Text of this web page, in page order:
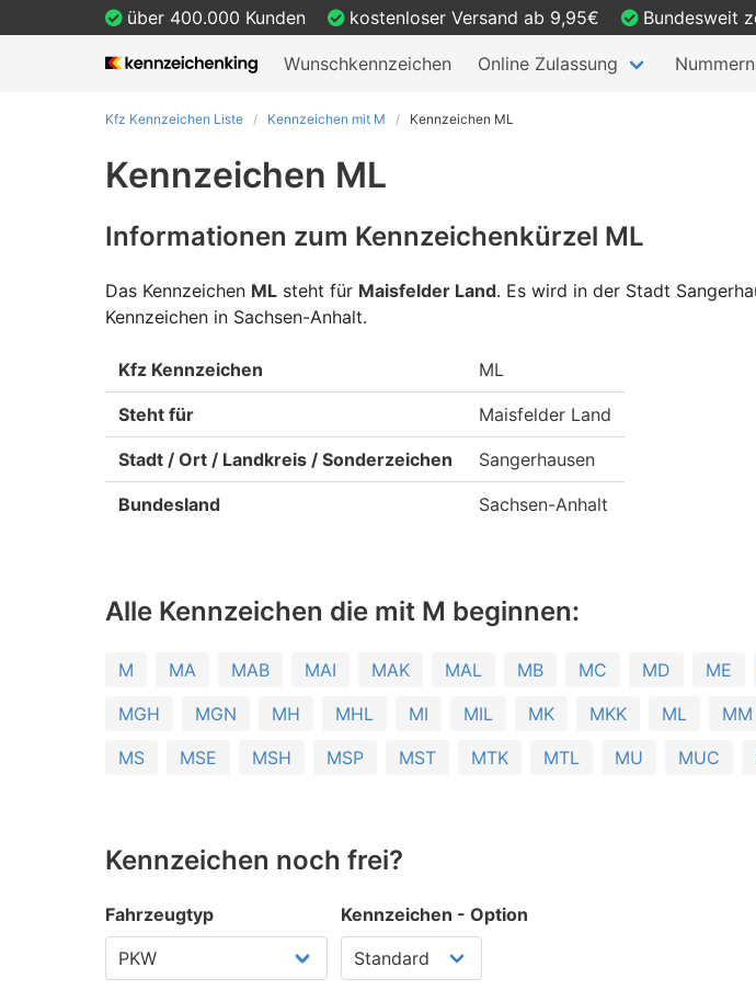
über 400.000 Kunden kostenloser Versand ab 9,95€ Bundesweit
Wunschkennzeichen Online Zulassung
Kfz Kennzeichen Liste Kennzeichen mit M Kennzeichen ML
Kennzeichen ML
Informationen zum Kennzeichenkürzel ML
Das Kennzeichen ML steht für Maisfelder Land. Es wird in der Stadt
Kennzeichen in Sachsen-Anhalt.
Kfz Kennzeichen ML
Steht für Maisfelder Land
Stadt / Ort / Landkreis / Sonderzeichen Sangerhausen
Bundesland Sachsen-Anhalt
Alle Kennzeichen die mit M beginnen:
M MA MAB MAI MAK MAL MB MC MD ME
MGH
MGN MH MHL MI MIL MK MKK ML MM
MS
MSE MSH MSP MST MTK MTL MU MUC
Kennzeichen noch frei?
Fahrzeugtyp Kennzeichen - Option